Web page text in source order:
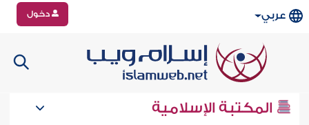
عربي دخول
المكتبة الإسلامية